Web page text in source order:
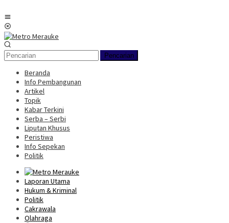
ke
konten
Pencarian
Beranda
Info Pembangunan
Artikel
Topik
Kabar Terkini
Serba – Serbi
Liputan Khusus
Peristiwa
Info Sepekan
Politik
Laporan Utama
Hukum & Kriminal
Politik
Cakrawala
Olahraga